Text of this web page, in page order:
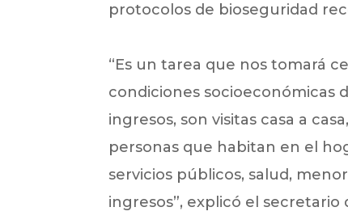
protocolos de bioseguridad
“Es un tarea que nos tomará
condiciones socioeconómicas
ingresos, son visitas casa a
personas que habitan en el
servicios públicos, salud,
ingresos”, explicó el